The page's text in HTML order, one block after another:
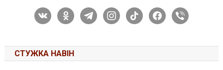
vkontakteodnoklassniki
telegraminstagram
tiktok facebook
viber
СТУЖКА НАВІН